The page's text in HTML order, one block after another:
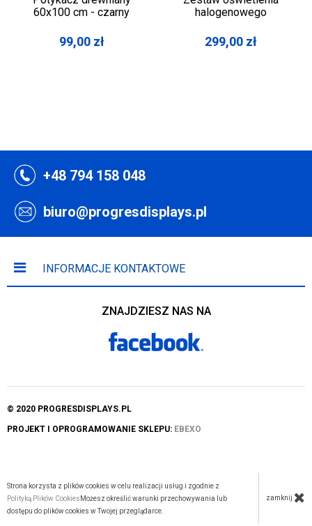
60x100 cm - czarny
99,00 zł
halogenowego
299,00 zł
+48 794 158 048
biuro@progresdisplays.pl
INFORMACJE KONTAKTOWE
ZNAJDZIESZ NAS NA
© 2020 PROGRESDISPLAYS.PL
PROJEKT I OPROGRAMOWANIE SKLEPU: EBEXO
Strona korzysta z plików cookies w celu realizacji usług i zgodnie z
Polityką Plików Cookies Możesz określić warunki przechowywania lub
dostępu do plików cookies w Twojej przeglądarce.
zamknij